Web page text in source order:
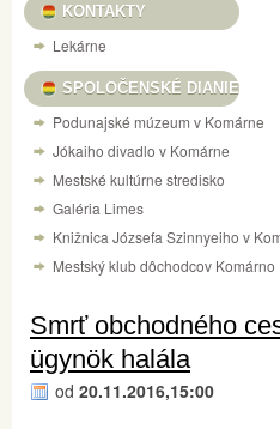
KONTAKTY
Lekárne
SPOLOČENSKÉ DIANIE
Podunajské múzeum v Komárne
Jókaiho divadlo v Komárne
Mestské kultúrne stredisko
Galéria Limes
Knižnica Józsefa Szinnyeiho v
Mestský klub dôchodcov Komárno
Smrť obchodného
ügynök halála
od 20.11.2016,15:00